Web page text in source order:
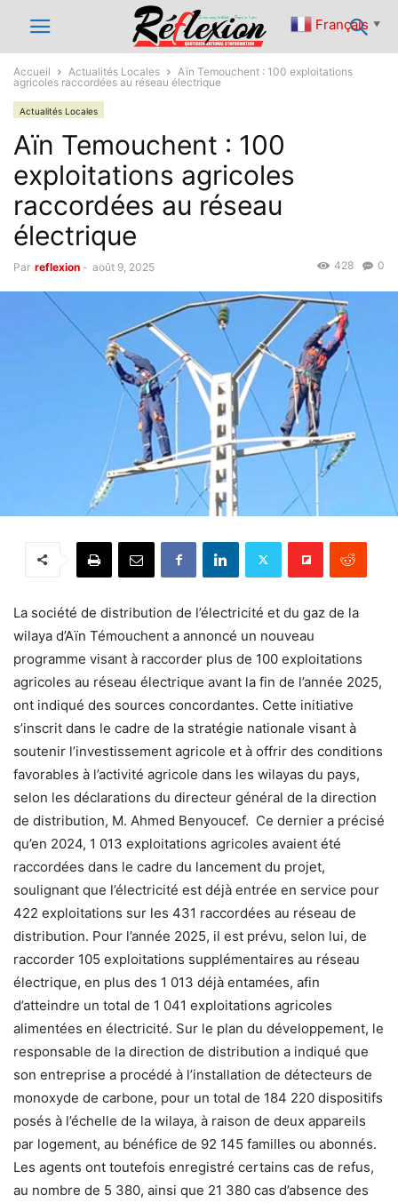
Accueil Actualités Locales
Aïn Temouchent : 100 exploitations
agricoles raccordées au réseau électrique
Actualités Locales
Aïn Temouchent : 100
exploitations agricoles
raccordées au réseau
électrique
Par reflexion - août 9, 2025 0
428
La société de distribution de l’électricité et du gaz de la
wilaya d’Aïn Témouchent a annoncé un nouveau
programme visant à raccorder plus de 100 exploitations
agricoles au réseau électrique avant la fin de l’année 2025,
ont indiqué des sources concordantes. Cette initiative
s’inscrit dans le cadre de la stratégie nationale visant à
soutenir l’investissement agricole et à offrir des conditions
favorables à l’activité agricole dans les wilayas du pays,
selon les déclarations du directeur général de la direction
de distribution, M. Ahmed Benyoucef. Ce dernier a précisé
qu’en 2024, 1 013 exploitations agricoles avaient été
raccordées dans le cadre du lancement du projet,
soulignant que l’électricité est déjà entrée en service pour
422 exploitations sur les 431 raccordées au réseau de
distribution. Pour l’année 2025, il est prévu, selon lui, de
raccorder 105 exploitations supplémentaires au réseau
électrique, en plus des 1 013 déjà entamées, afin
d’atteindre un total de 1 041 exploitations agricoles
alimentées en électricité. Sur le plan du développement, le
responsable de la direction de distribution a indiqué que
son entreprise a procédé à l’installation de détecteurs de
monoxyde de carbone, pour un total de 184 220 dispositifs
posés à l’échelle de la wilaya, à raison de deux appareils
par logement, au bénéfice de 92 145 familles ou abonnés.
Les agents ont toutefois enregistré certains cas de refus,
au nombre de 5 380, ainsi que 21 380 cas d’absence des
Français ▼